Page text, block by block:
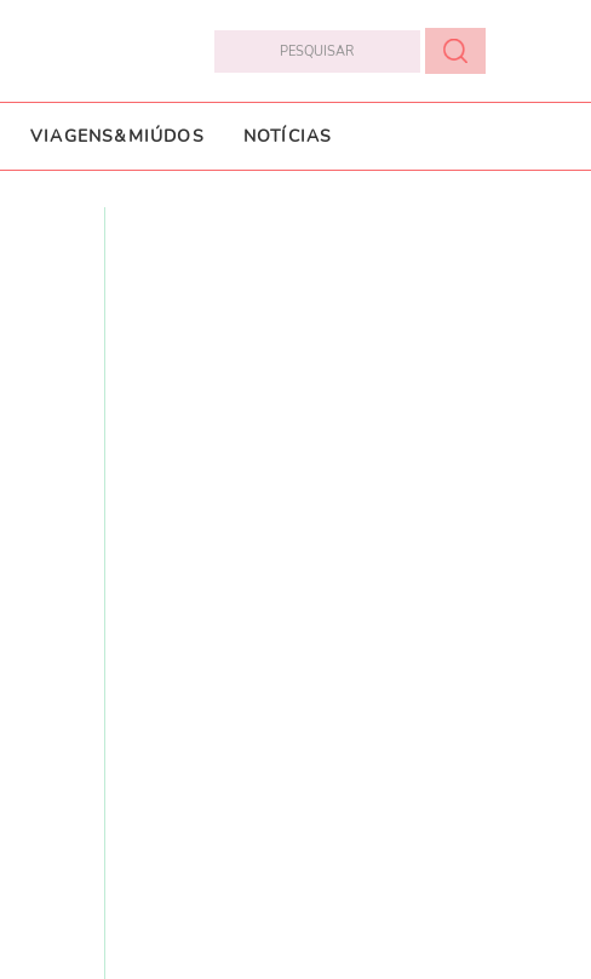
VIAGENS&MIÚDOS NOTÍCIAS